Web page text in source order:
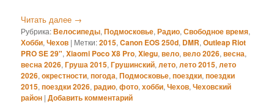
Читать далее →
Рубрика:Велосипеды,Подмосковье,Радио,Свободное время,
Хобби,Чехов | Метки:2015,Canon EOS 250d, DMR,Outleap Riot
PRO SE 29",Xiaomi Poco X8 Pro,Xiegu,вело,вело 2026,весна,
весна 2026,Груша 2015,Грушинский,лето,лето 2015,лето
2026,окрестности,погода,Подмосковье,поездки,поездки
2015,поездки 2026,радио,фото,хобби,Чехов,Чеховский
район |Добавить комментарий